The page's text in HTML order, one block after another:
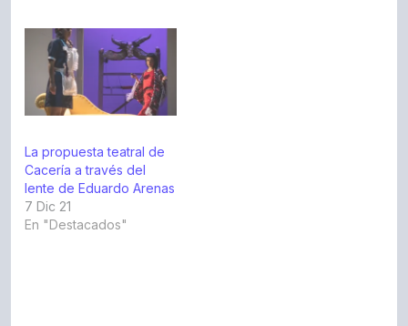
La propuesta teatral de
Cacería a través del
lente de Eduardo Arenas
7 Dic 21
En "Destacados"